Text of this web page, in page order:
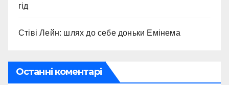
гід
Стіві Лейн: шлях до себе доньки Емінема
Останні коментарі